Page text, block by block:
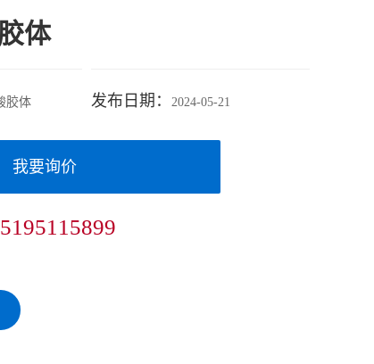
体
胶体 发布日期：2024-05-21
我要询价